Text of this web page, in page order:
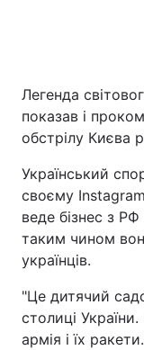
Легенда
показав і
обстрілу Києва
Український
своєму
веде бізнес з
таким чином
українців.
"Це дитячий
столиці
армія і їх